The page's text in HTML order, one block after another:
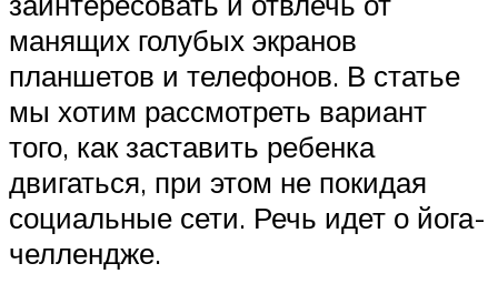
манящих голубых экранов
планшетов и телефонов. В статье
мы хотим рассмотреть вариант
того, как заставить ребенка
двигаться, при этом не покидая
социальные сети. Речь идет о йога-
челлендже.